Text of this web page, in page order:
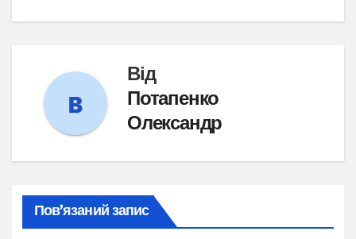
Від
Потапенко
Олександр
Пов’язаний запис